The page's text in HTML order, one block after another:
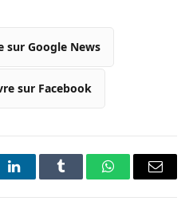
sur Google News
sur Facebook
LinkedInTumblr WhatsApp